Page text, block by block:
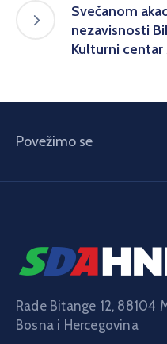
Svečanom
nezavisnosti
Kulturni
Povežimo se
Rade Bitange 12, 88104
Bosna i Hercegovina